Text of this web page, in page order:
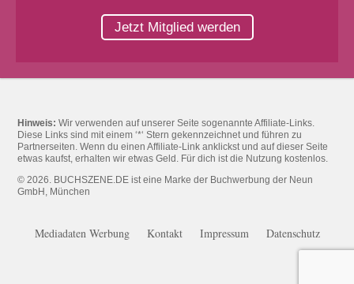
Jetzt Mitglied werden
Hinweis: Wir verwenden auf unserer Seite sogenannte Affiliate-Links.
Diese Links sind mit einem ‘*‘ Stern gekennzeichnet und führen zu
Partnerseiten. Wenn du einen Affiliate-Link anklickst und auf dieser Seite
etwas kaufst, erhalten wir etwas Geld. Für dich ist die Nutzung kostenlos.
© 2026. BUCHSZENE.DE ist eine Marke der Buchwerbung der Neun
GmbH, München
Mediadaten Werbung Kontakt Impressum Datenschutz